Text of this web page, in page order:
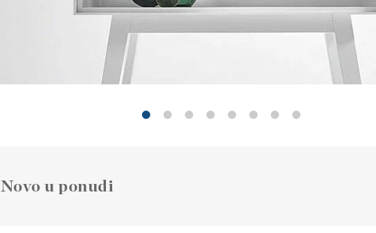
Novo u ponudi